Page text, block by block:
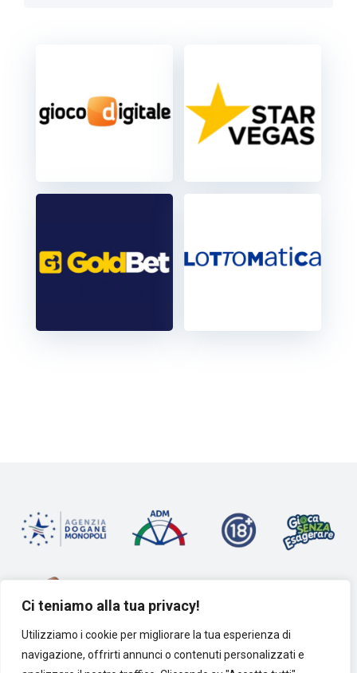
Ci teniamo alla tua privacy!
Utilizziamo i cookie per migliorare la tua esperienza di
navigazione, offrirti annunci o contenuti personalizzati e